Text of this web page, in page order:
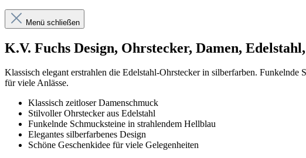
Menü schließen
K.V. Fuchs Design, Ohrstecker, Damen,
Klassisch elegant erstrahlen die Edelstahl-Ohrstecker in silberfarben.
für viele Anlässe.
Klassisch zeitloser Damenschmuck
Stilvoller Ohrstecker aus Edelstahl
Funkelnde Schmucksteine in strahlendem Hellblau
Elegantes silberfarbenes Design
Schöne Geschenkidee für viele Gelegenheiten